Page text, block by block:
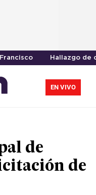
Hallazgo de
EN VIVO
de
de